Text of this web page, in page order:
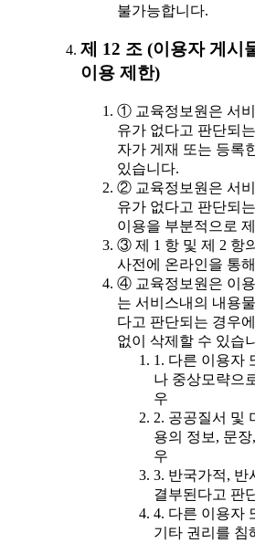
불가능합니다.
제 12 조 (이용자 게시
이용 제한)
① 교육정보원은 서
유가 없다고 판단되
자가 게재 또는 등록
있습니다.
② 교육정보원은 서
유가 없다고 판단되
이용을 부분적으로
③ 제 1 항 및 제 2 항
사전에 온라인을 통
④ 교육정보원은 이
는 서비스내의 내용
다고 판단되는 경우
없이 삭제할 수 있습
1. 다른 이용자
나 중상모략으
우
2. 공공질서 및
용의 정보, 문
우
3. 반국가적, 반
결부된다고 판
4. 다른 이용자
기타 권리를 침